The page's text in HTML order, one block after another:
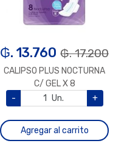
₲. 13.760 ₲. 17.200
CALIPSO PLUS NOCTURNA
C/ GEL X 8
-
Un. +
Agregar al carrito